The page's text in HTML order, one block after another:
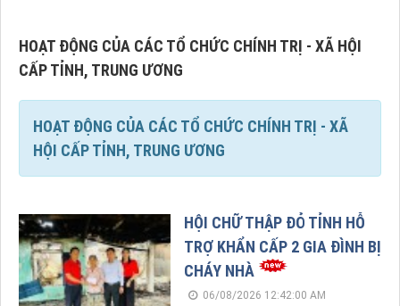
HOẠT ĐỘNG CỦA CÁC TỔ CHỨC CHÍNH TRỊ - XÃ HỘI
CẤP TỈNH, TRUNG ƯƠNG
HOẠT ĐỘNG CỦA CÁC TỔ CHỨC CHÍNH TRỊ - XÃ
HỘI CẤP TỈNH, TRUNG ƯƠNG
HỘI CHỮ THẬP ĐỎ TỈNH HỖ
TRỢ KHẨN CẤP 2 GIA ĐÌNH BỊ
CHÁY NHÀ
06/08/2026 12:42:00 AM